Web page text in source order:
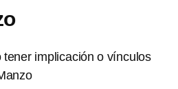
implicación o vínculos